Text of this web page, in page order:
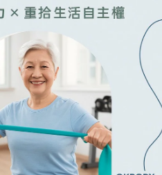
麼要從肌力訓練開始？新手健身
為主，因為它能帶來最高的時間效
避免中年發福改善久坐帶來的肩頸
焦慮、幫助睡眠，精神狀態更穩定
分鐘快打課表新手在家健身也能
少量器材：深蹲（腿部＋核心）伏
臂）平板支撐（核心穩定）彈力帶
化背部）安排方式：選 3 個動作，
，休息 60–90 秒。忙碌時 15 分鐘